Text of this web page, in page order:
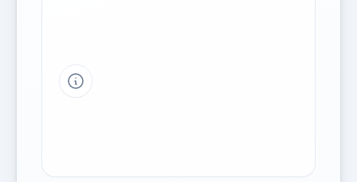
Tipp a grafikon jelmagyarázatához